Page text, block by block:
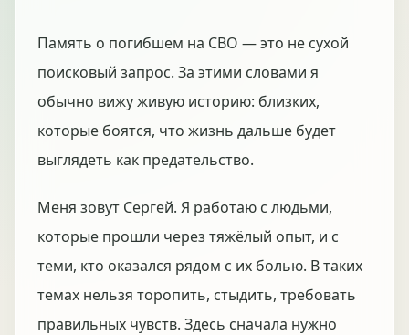
Память о погибшем на СВО — это не сухой
поисковый запрос. За этими словами я
обычно вижу живую историю: близких,
которые боятся, что жизнь дальше будет
выглядеть как предательство.
Меня зовут Сергей. Я работаю с людьми,
которые прошли через тяжёлый опыт, и с
теми, кто оказался рядом с их болью. В таких
темах нельзя торопить, стыдить, требовать
правильных чувств. Здесь сначала нужно